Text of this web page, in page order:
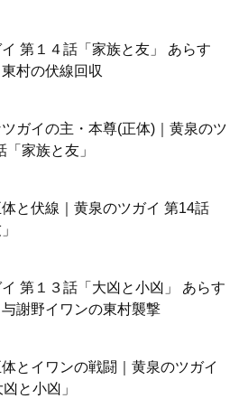
第１４話「家族と友」 あらす
村の伏線回収
ガイの主・本尊(正体)｜黄泉のツ
「家族と友」
と伏線｜黄泉のツガイ 第14話
第１３話「大凶と小凶」 あらす
謝野イワンの東村襲撃
とイワンの戦闘｜黄泉のツガイ
と小凶」